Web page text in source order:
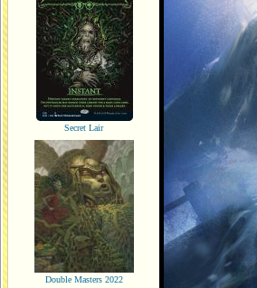
Secret Lair
Double Masters 2022